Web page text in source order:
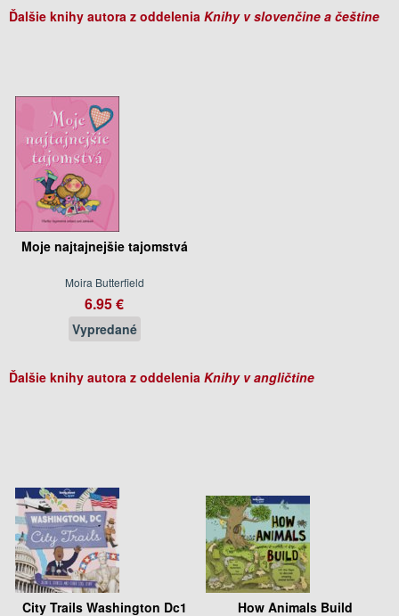
Ďalšie knihy autora z oddelenia Knihy v slovenčine a češtine
Moje najtajnejšie tajomstvá
Moira Butterfield
6.95 €
Vypredané
Ďalšie knihy autora z oddelenia Knihy v angličtine
City Trails Washington Dc1 How Animals Build